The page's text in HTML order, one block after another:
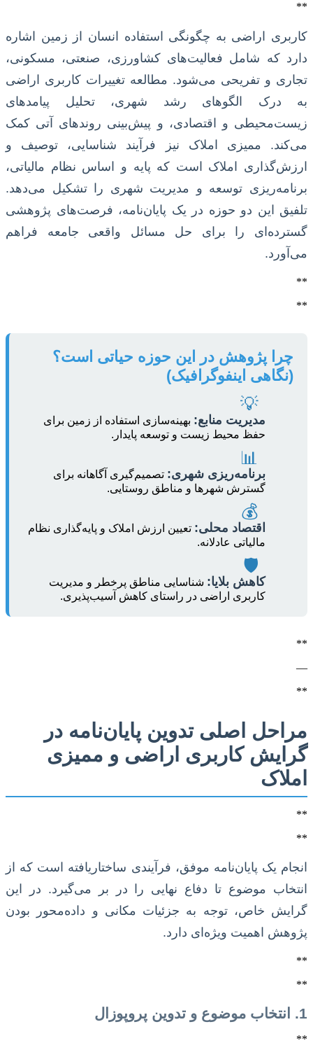
**
کاربری اراضی به چگونگی استفاده انسان از زمین اشاره
دارد که شامل فعالیت‌های کشاورزی، صنعتی، مسکونی،
تجاری و تفریحی می‌شود. مطالعه تغییرات کاربری اراضی
به درک الگوهای رشد شهری، تحلیل پیامدهای
زیست‌محیطی و اقتصادی، و پیش‌بینی روندهای آتی کمک
می‌کند. ممیزی املاک نیز فرآیند شناسایی، توصیف و
ارزش‌گذاری املاک است که پایه و اساس نظام مالیاتی،
برنامه‌ریزی توسعه و مدیریت شهری را تشکیل می‌دهد.
تلفیق این دو حوزه در یک پایان‌نامه، فرصت‌های پژوهشی
گسترده‌ای را برای حل مسائل واقعی جامعه فراهم
می‌آورد.
**
**
چرا پژوهش در این حوزه حیاتی است؟
(نگاهی اینفوگرافیک)
💡
مدیریت منابع: بهینه‌سازی استفاده از زمین برای
حفظ محیط زیست و توسعه پایدار.
📊
برنامه‌ریزی شهری: تصمیم‌گیری آگاهانه برای
گسترش شهرها و مناطق روستایی.
💰
اقتصاد محلی: تعیین ارزش املاک و پایه‌گذاری نظام
مالیاتی عادلانه.
🛡️
کاهش بلایا: شناسایی مناطق پرخطر و مدیریت
کاربری اراضی در راستای کاهش آسیب‌پذیری.
**
—
**
مراحل اصلی تدوین پایان‌نامه در
گرایش کاربری اراضی و ممیزی
املاک
**
**
انجام یک پایان‌نامه موفق، فرآیندی ساختاریافته است که از
انتخاب موضوع تا دفاع نهایی را در بر می‌گیرد. در این
گرایش خاص، توجه به جزئیات مکانی و داده‌محور بودن
پژوهش اهمیت ویژه‌ای دارد.
**
**
1. انتخاب موضوع و تدوین پروپوزال
**